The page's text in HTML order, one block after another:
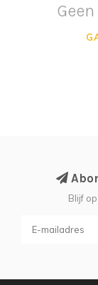
Blijf